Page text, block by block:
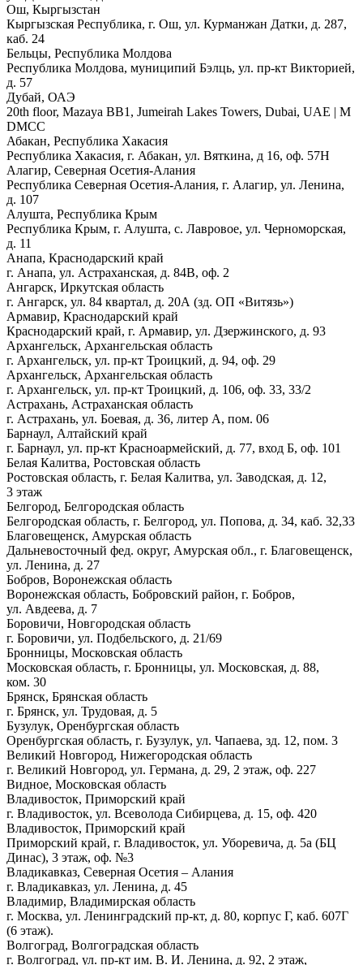
Ош, Кыргызстан
Кыргызская Республика, г. Ош, ул. Курманжан Датки, д. 287,
каб. 24
Бельцы, Республика Молдова
Республика Молдова, муниципий Бэлць, ул. пр-кт Викторией,
д. 57
Дубай, ОАЭ
20th floor, Mazaya BB1, Jumeirah Lakes Towers, Dubai, UAE | М
DMCC
Абакан, Республика Хакасия
Республика Хакасия, г. Абакан, ул. Вяткина, д 16, оф. 57Н
Алагир, Северная Осетия-Алания
Республика Северная Осетия-Алания, г. Алагир, ул. Ленина,
д. 107
Алушта, Республика Крым
Республика Крым, г. Алушта, с. Лавровое, ул. Черноморская,
д. 11
Анапа, Краснодарский край
г. Анапа, ул. Астраханская, д. 84В, оф. 2
Ангарск, Иркутская область
г. Ангарск, ул. 84 квартал, д. 20А (зд. ОП «Витязь»)
Армавир, Краснодарский край
Краснодарский край, г. Армавир, ул. Дзержинского, д. 93
Архангельск, Архангельская область
г. Архангельск, ул. пр-кт Троицкий, д. 94, оф. 29
Архангельск, Архангельская область
г. Архангельск, ул. пр-кт Троицкий, д. 106, оф. 33, 33/2
Астрахань, Астраханская область
г. Астрахань, ул. Боевая, д. 36, литер А, пом. 06
Барнаул, Алтайский край
г. Барнаул, ул. пр-кт Красноармейский, д. 77, вход Б, оф. 101
Белая Калитва, Ростовская область
Ростовская область, г. Белая Калитва, ул. Заводская, д. 12,
3 этаж
Белгород, Белгородская область
Белгородская область, г. Белгород, ул. Попова, д. 34, каб. 32,33
Благовещенск, Амурская область
Дальневосточный фед. округ, Амурская обл., г. Благовещенск,
ул. Ленина, д. 27
Бобров, Воронежская область
Воронежская область, Бобровский район, г. Бобров,
ул. Авдеева, д. 7
Боровичи, Новгородская область
г. Боровичи, ул. Подбельского, д. 21/69
Бронницы, Московская область
Московская область, г. Бронницы, ул. Московская, д. 88,
ком. 30
Брянск, Брянская область
г. Брянск, ул. Трудовая, д. 5
Бузулук, Оренбургская область
Оренбургская область, г. Бузулук, ул. Чапаева, зд. 12, пом. 3
Великий Новгород, Нижегородская область
г. Великий Новгород, ул. Германа, д. 29, 2 этаж, оф. 227
Видное, Московская область
Владивосток, Приморский край
г. Владивосток, ул. Всеволода Сибирцева, д. 15, оф. 420
Владивосток, Приморский край
Приморский край, г. Владивосток, ул. Уборевича, д. 5а (БЦ
Динас), 3 этаж, оф. №3
Владикавказ, Северная Осетия – Алания
г. Владикавказ, ул. Ленина, д. 45
Владимир, Владимирская область
г. Москва, ул. Ленинградский пр-кт, д. 80, корпус Г, каб. 607Г
(6 этаж).
Волгоград, Волгоградская область
г. Волгоград, ул. пр-кт им. В. И. Ленина, д. 92, 2 этаж,